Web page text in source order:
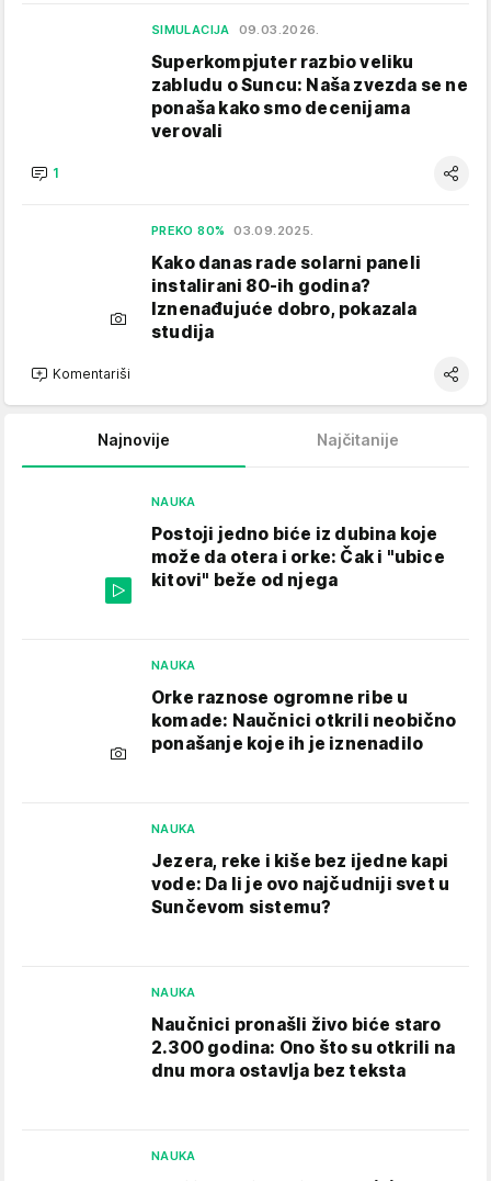
SIMULACIJA 09.03.2026.
Superkompjuter razbio veliku
zabludu o Suncu: Naša zvezda se ne
ponaša kako smo decenijama
verovali
1
PREKO 80% 03.09.2025.
Kako danas rade solarni paneli
instalirani 80-ih godina?
Iznenađujuće dobro, pokazala
studija
Komentariši
Najnovije Najčitanije
NAUKA
Postoji jedno biće iz dubina koje
može da otera i orke: Čak i "ubice
kitovi" beže od njega
NAUKA
Orke raznose ogromne ribe u
komade: Naučnici otkrili neobično
ponašanje koje ih je iznenadilo
NAUKA
Jezera, reke i kiše bez ijedne kapi
vode: Da li je ovo najčudniji svet u
Sunčevom sistemu?
NAUKA
Naučnici pronašli živo biće staro
2.300 godina: Ono što su otkrili na
dnu mora ostavlja bez teksta
NAUKA